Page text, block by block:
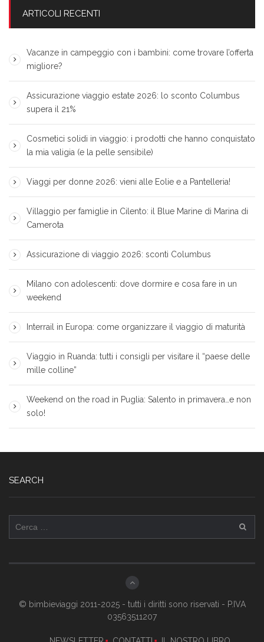
ARTICOLI RECENTI
Vacanze in campeggio con i bambini: come trovare l’offerta
migliore?
Assicurazione viaggio estate 2026: lo sconto Columbus
supera il 21%
Cosmetici solidi in viaggio: i prodotti che hanno conquistato
la mia valigia (e la pelle sensibile)
Viaggi per donne 2026: vieni alle Eolie e a Pantelleria!
Villaggio per famiglie in Cilento: il Blue Marine di Marina di
Camerota
Assicurazione di viaggio 2026: sconti Columbus
Milano con adolescenti: dove dormire e cosa fare in un
weekend
Interrail in Europa: come organizzare il viaggio di maturità
Viaggio in Ruanda: tutti i consigli per visitare il “paese delle
mille colline”
Weekend on the road in Puglia: Salento in primavera…e non
solo!
SEARCH
per:
© bimbieviaggi 2011-2025 - tutti i diritti sono riservati - P.IVA
03563511207